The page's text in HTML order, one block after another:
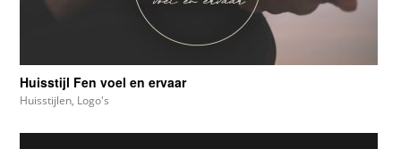
Huisstijl Fen voel en ervaar
Huisstijlen, Logo's